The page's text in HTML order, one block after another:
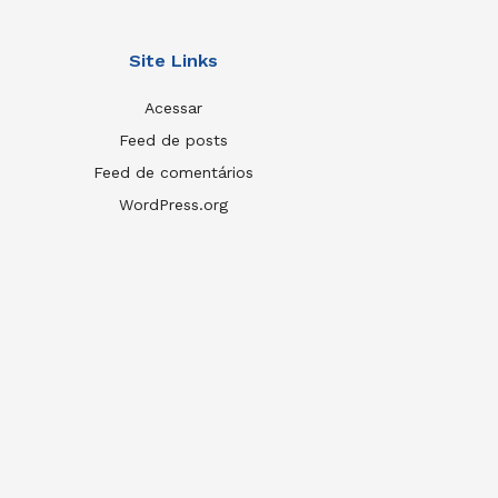
Site Links
Acessar
Feed de posts
Feed de comentários
WordPress.org